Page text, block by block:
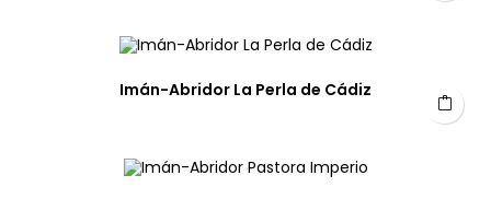
Imán-Abridor La Perla de Cádiz